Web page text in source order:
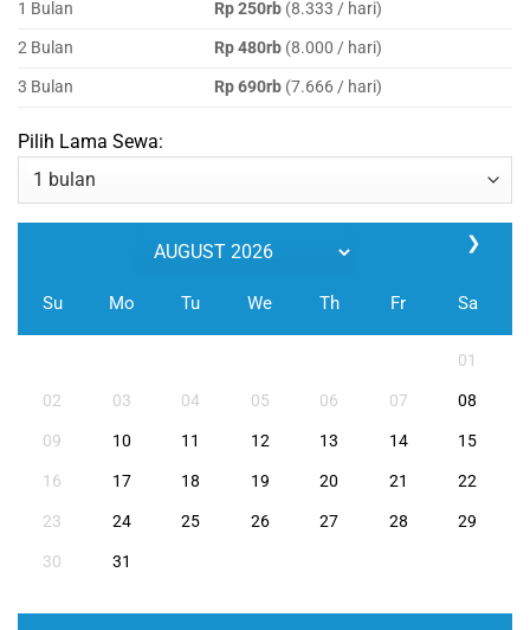
1 Bulan
Rp 250rb (8.333 / hari)
2 Bulan
Rp 480rb (8.000 / hari)
3 Bulan
Rp 690rb (7.666 / hari)
Pilih Lama Sewa:
❯
Su Mo Tu We Th Fr Sa
01
02 03 04 05 06 07 08
09 10 11 12 13 14 15
16 17 18 19 20 21 22
23 24 25 26 27 28 29
30 31